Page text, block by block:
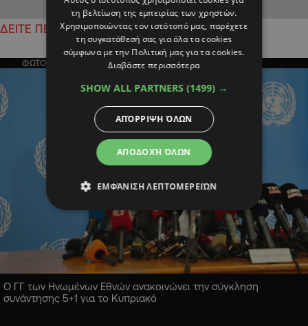
ΔΕΙΤΕ ΠΕΡΙΣΣΟΤΕΡΑ
ΦΩΤΟΓΡΑΦΙΑ ΤΗΣ ΗΜΕΡΑΣ
Ο ΓΓ των Ηνωμένων Εθνών ανακοινώνει την σύγκληση
συνάντησης 5+1 για το Κυπριακό
τη βελτίωση της εμπειρίας των χρηστών.
Χρησιμοποιώντας τον ιστότοπό μας, παρέχετε
τη συγκατάθεσή σας για όλα τα cookies
σύμφωνα με την Πολιτική μας για τα cookies.
Διαβάστε περισσότερα
SHOW ALL PARTNERS (1499) →
ΑΠΟΔΟΧΉ ΌΛΩΝ
ΑΠΌΡΡΙΨΗ ΌΛΩΝ
ΕΜΦΆΝΙΣΗ ΛΕΠΤΟΜΕΡΕΙΏΝ